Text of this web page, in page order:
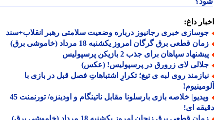
داغ:
خبری رجانیوز درباره وضعیت سلامتی رهبر انقلاب+سند
قطعی برق گرگان امروز یکشنبه 18 مرداد (خاموشی برق)
سپاهان برای جذب 2 بازیکن پرسپولیس
لای زرورق در پرسپولیس! (عکس)
روی لبه ی تیغ؛ تکرارِ اشتباهاتِ فصل قبل در بازی با
ویدیو| خلاصه بازی بارسلونا مقابل ناتینگام و اودینزه/ تورنمنت 45
ای!